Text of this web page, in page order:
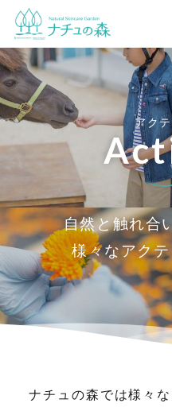
アク
自然と触れ合
様々なアク
ナチュの森では様々